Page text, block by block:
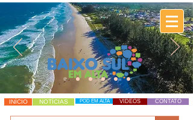
INÍCIO NOTÍCIAS POD EM ALTA VÍDEOS CONTATO